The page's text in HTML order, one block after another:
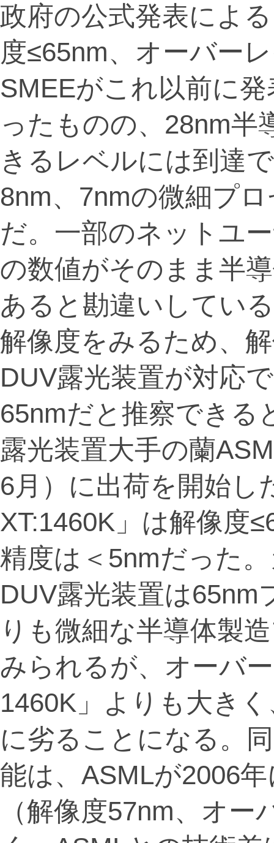
政府の公式発表によ
度≤65nm、オーバー
SMEEがこれ以前に
ったものの、28nm半
きるレベルには到達
8nm、7nmの微細プ
だ。一部のネットユ
の数値がそのまま半
あると勘違いしてい
解像度をみるため、
DUV露光装置が対応
65nmだと推察できる
露光装置大手の蘭
6月）に出荷を開始し
XT:1460K」は解像度
精度は＜5nmだった
DUV露光装置は
りも微細な半導体製
みられるが、オーバ
1460K」よりも大き
に劣ることになる。
能は、ASMLが2006
（解像度57nm、オ